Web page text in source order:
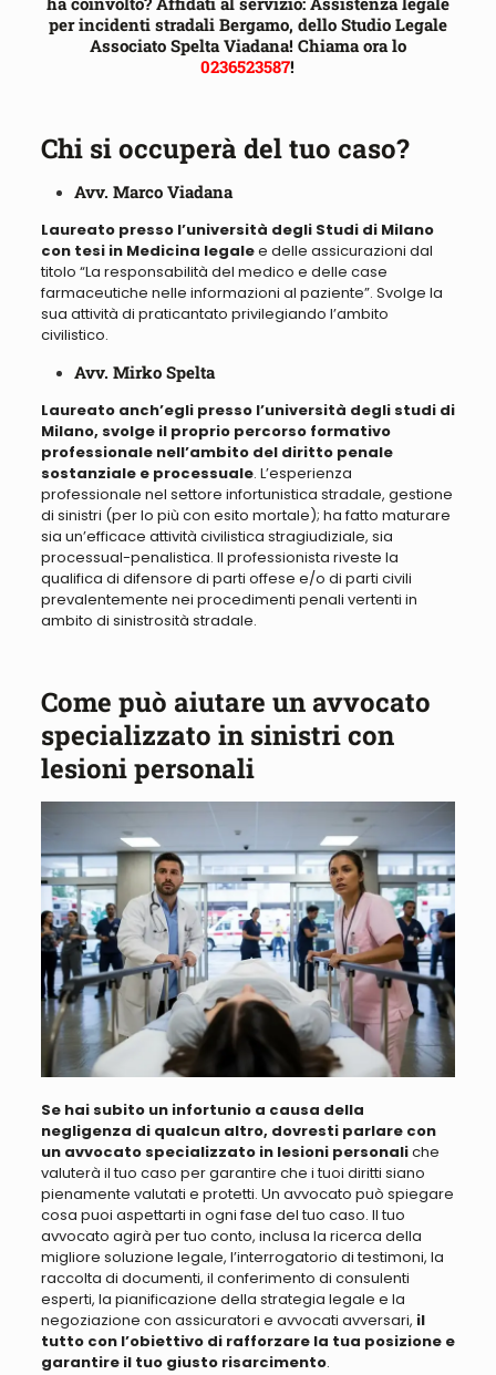
per incidenti stradali Bergamo, dello Studio Legale
Associato Spelta Viadana! Chiama ora lo
0236523587!
Chi si occuperà del tuo caso?
Avv. Marco Viadana
Laureato presso l’università degli Studi di Milano
con tesi in Medicina legalee delle assicurazioni dal
titolo “La responsabilità del medico e delle case
farmaceutiche nelle informazioni al paziente”. Svolge la
sua attività di praticantato privilegiando l’ambito
civilistico.
Avv. Mirko Spelta
Laureato anch’egli presso l’università degli studi di
Milano, svolge il proprio percorso formativo
professionale nell’ambito del diritto penale
sostanziale e processuale. L’esperienza
professionale nel settore infortunistica stradale, gestione
di sinistri (per lo più con esito mortale); ha fatto maturare
sia un’efficace attività civilistica stragiudiziale, sia
processual-penalistica. Il professionista riveste la
qualifica di difensore di parti offese e/o di parti civili
prevalentemente nei procedimenti penali vertenti in
ambito di sinistrosità stradale.
Come può aiutare un avvocato
specializzato in sinistri con
lesioni personali
Se hai subito un infortunio a causa della
negligenza di qualcun altro, dovresti parlare con
un avvocato specializzato in lesioni personaliche
valuterà il tuo caso per garantire che i tuoi diritti siano
pienamente valutati e protetti. Un avvocato può spiegare
cosa puoi aspettarti in ogni fase del tuo caso. Il tuo
avvocato agirà per tuo conto, inclusa la ricerca della
migliore soluzione legale, l’interrogatorio di testimoni, la
raccolta di documenti, il conferimento di consulenti
esperti, la pianificazione della strategia legale e la
negoziazione con assicuratori e avvocati avversari, il
tutto con l’obiettivo di rafforzare la tua posizione e
garantire il tuo giusto risarcimento.